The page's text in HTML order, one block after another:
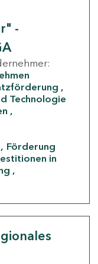
-
Technologie
Förderung
in